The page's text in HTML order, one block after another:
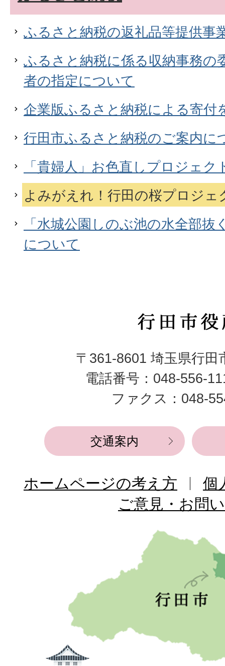
ふるさと納税の返礼品等提供事
ふるさと納税に係る収納事務の
者の指定について
企業版ふるさと納税による寄付
行田市ふるさと納税のご案内に
「貴婦人」お色直しプロジェク
よみがえれ！行田の桜プロジェ
「水城公園しのぶ池の水全部抜
について
行
市
役
所
〒361-8601 埼玉県行田
電話番号：048-556-
ファクス：048-
交通案内
ホームページの考え方
個
ご意見・お問